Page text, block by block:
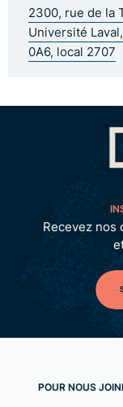
2300, rue de la
Université
0A6, local 2707
Recevez nos
POUR NOUS